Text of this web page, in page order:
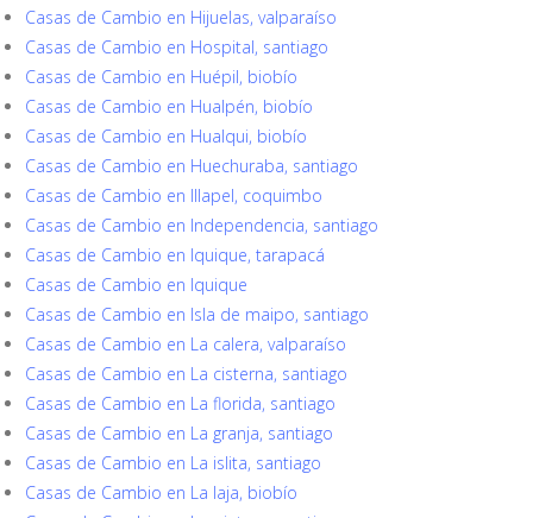
Casas de Cambio en Hijuelas, valparaíso
Casas de Cambio en Hospital, santiago
Casas de Cambio en Huépil, biobío
Casas de Cambio en Hualpén, biobío
Casas de Cambio en Hualqui, biobío
Casas de Cambio en Huechuraba, santiago
Casas de Cambio en Illapel, coquimbo
Casas de Cambio en Independencia, santiago
Casas de Cambio en Iquique, tarapacá
Casas de Cambio en Iquique
Casas de Cambio en Isla de maipo, santiago
Casas de Cambio en La calera, valparaíso
Casas de Cambio en La cisterna, santiago
Casas de Cambio en La florida, santiago
Casas de Cambio en La granja, santiago
Casas de Cambio en La islita, santiago
Casas de Cambio en La laja, biobío